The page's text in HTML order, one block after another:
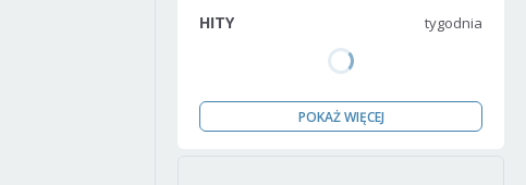
HITY tygodnia
POKAŻ WIĘCEJ